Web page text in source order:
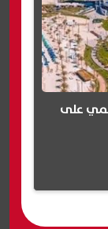
رسمي على